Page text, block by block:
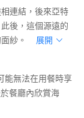
連結，後來亞特
後，這個源遠的
紗。
展開
能無法在用餐時享
餐廳內欣賞海